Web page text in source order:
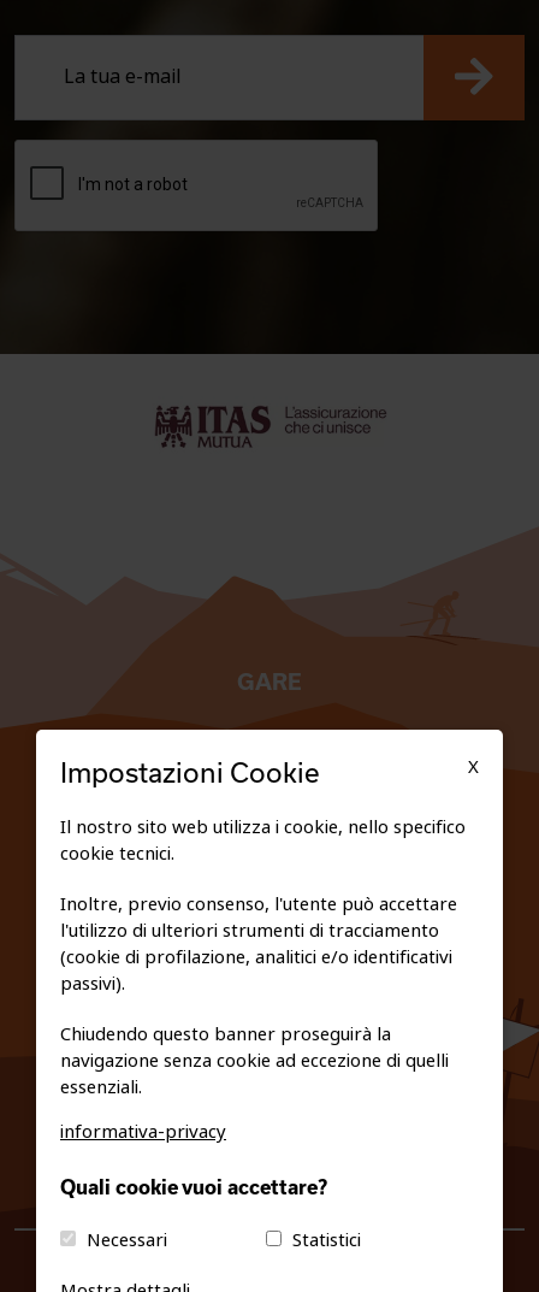
GARE
PRIVACY E COOKIE POLICY
info@fiso.it|fiso@pec-mail.eu
X
Impostazioni Cookie
Il nostro sito web utilizza i cookie, nello specifico
cookie tecnici.
Inoltre, previo consenso, l'utente può accettare
l'utilizzo di ulteriori strumenti di tracciamento
(cookie di profilazione, analitici e/o identificativi
passivi).
Chiudendo questo banner proseguirà la
navigazione senza cookie ad eccezione di quelli
essenziali.
informativa-privacy
Quali cookie vuoi accettare?
Necessari
Statistici